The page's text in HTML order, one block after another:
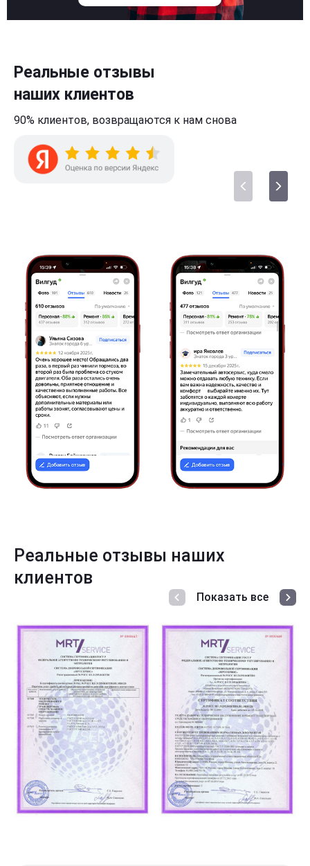
Реальные отзывы
наших клиентов
90% клиентов, возвращаются к нам снова
Реальные отзывы наших
клиентов
Показать все